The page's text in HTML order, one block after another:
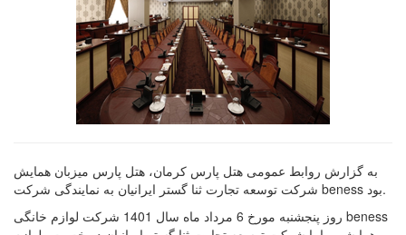
به گزارش روابط عمومی هتل پارس کرمان، هتل پارس میزبان همایش
شرکت توسعه تجارت ثنا گستر ایرانیان به نمایندگی شرکت beness بود.
روز پنجشنبه مورخ 6 مرداد ماه سال 1401 شرکت لوازم خانگی beness